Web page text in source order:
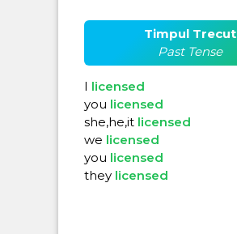
Timpul Trecut
Past Tense
I licensed
you licensed
she,he,it licensed
we licensed
you licensed
they licensed